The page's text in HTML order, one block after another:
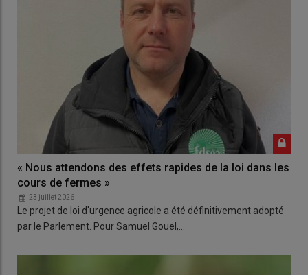
« Nous attendons des effets rapides de la loi dans les
cours de fermes »
23 juillet 2026
Le projet de loi d'urgence agricole a été définitivement adopté
par le Parlement. Pour Samuel Gouel,…